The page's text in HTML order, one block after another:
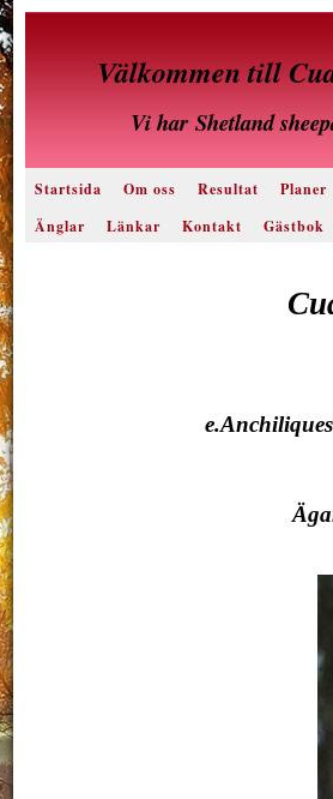
Välkommen till
Vi harShetland
Startsida Om oss Resultat Planer
Änglar
Länkar Kontakt Gästbok